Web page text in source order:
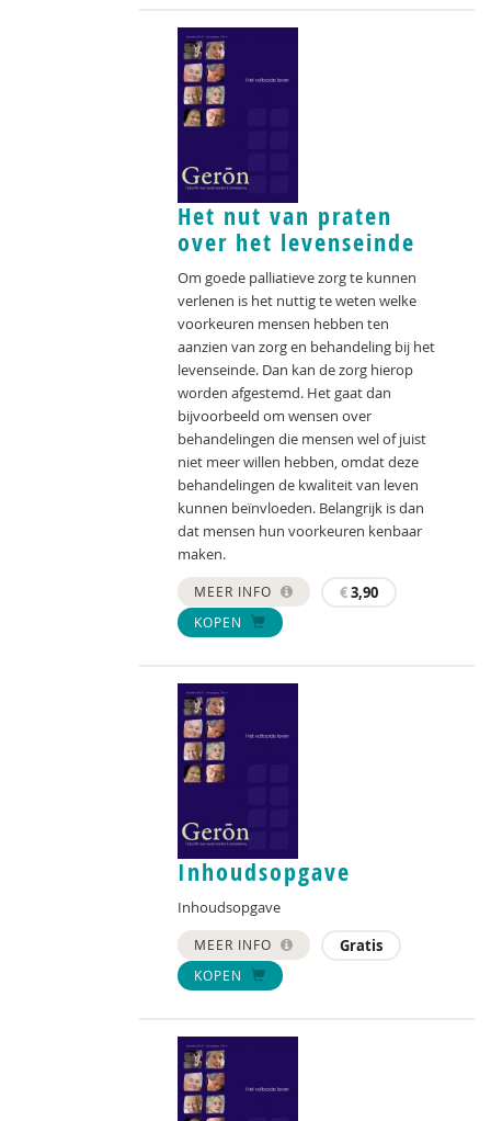
Het nut van praten
over het levenseinde
Om goede palliatieve zorg te kunnen
verlenen is het nuttig te weten welke
voorkeuren mensen hebben ten
aanzien van zorg en behandeling bij het
levenseinde. Dan kan de zorg hierop
worden afgestemd. Het gaat dan
bijvoorbeeld om wensen over
behandelingen die mensen wel of juist
niet meer willen hebben, omdat deze
behandelingen de kwaliteit van leven
kunnen beïnvloeden. Belangrijk is dan
dat mensen hun voorkeuren kenbaar
maken.
MEER INFO €3,90
KOPEN
Inhoudsopgave
Inhoudsopgave
MEER INFO Gratis
KOPEN